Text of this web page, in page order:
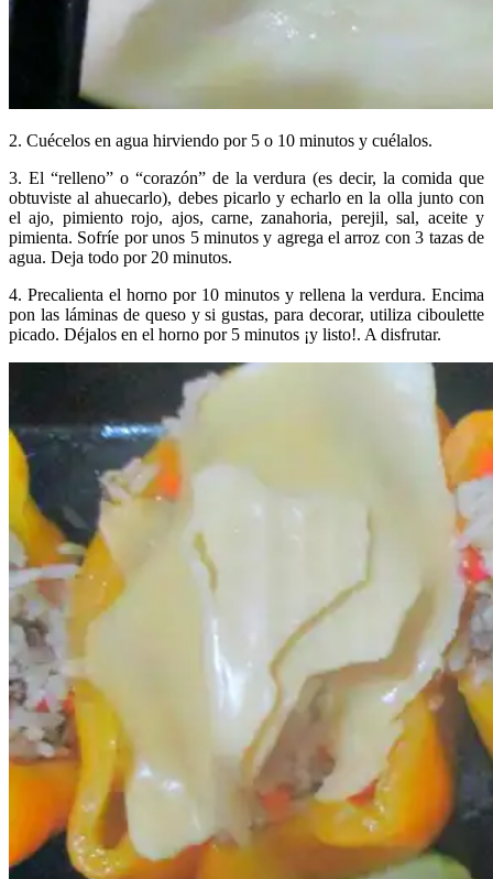
2. Cuécelos en agua hirviendo por 5 o 10 minutos y cuélalos.
3. El “relleno” o “corazón” de la verdura (es decir, la comida que
obtuviste al ahuecarlo), debes picarlo y echarlo en la olla junto con
el ajo, pimiento rojo, ajos, carne, zanahoria, perejil, sal, aceite y
pimienta. Sofríe por unos 5 minutos y agrega el arroz con 3 tazas de
agua. Deja todo por 20 minutos.
4. Precalienta el horno por 10 minutos y rellena la verdura. Encima
pon las láminas de queso y si gustas, para decorar, utiliza ciboulette
picado. Déjalos en el horno por 5 minutos ¡y listo!. A disfrutar.